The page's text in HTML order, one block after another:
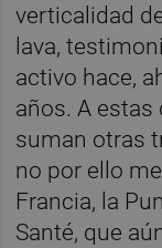
verticalidad
lava,
activo hace,
años. A
suman otras
no por ello
Francia, la
Santé, que